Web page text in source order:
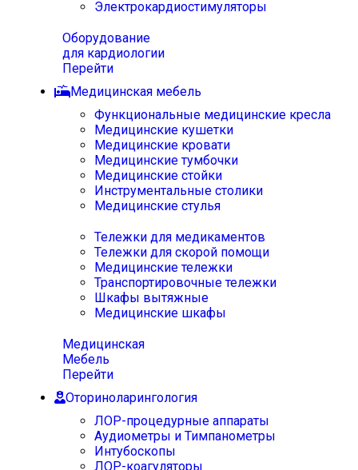
Электрокардиостимуляторы
Оборудование
для кардиологии
Перейти
Медицинская мебель
Функциональные медицинские кресла
Медицинские кушетки
Медицинские кровати
Медицинские тумбочки
Медицинские стойки
Инструментальные столики
Медицинские стулья
Тележки для медикаментов
Тележки для скорой помощи
Медицинские тележки
Транспортировочные тележки
Шкафы вытяжные
Медицинские шкафы
Медицинская
Мебель
Перейти
Оториноларингология
ЛОР-процедурные аппараты
Аудиометры и Тимпанометры
Интубоскопы
ЛОР-коагуляторы